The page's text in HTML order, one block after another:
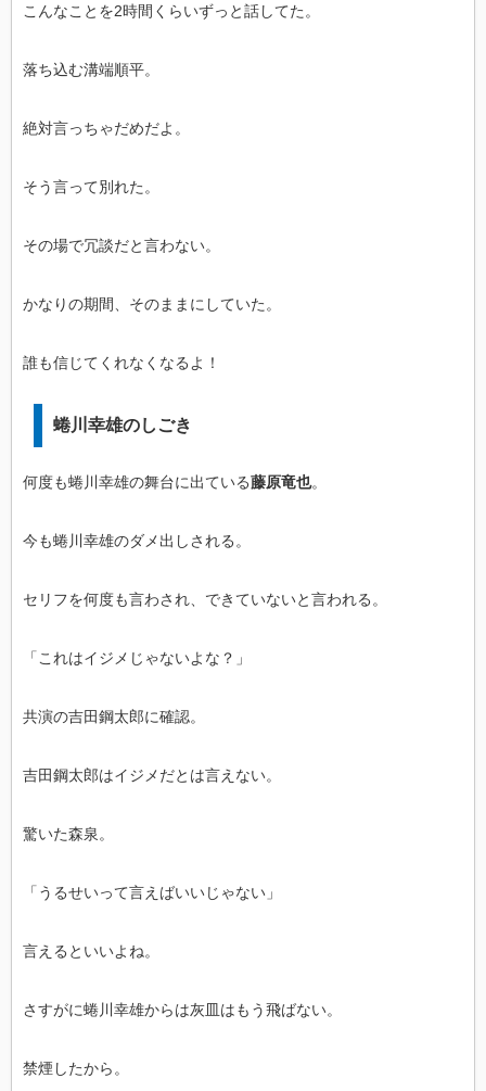
こんなことを2時間くらいずっと話してた。
落ち込む溝端順平。
絶対言っちゃだめだよ。
そう言って別れた。
その場で冗談だと言わない。
かなりの期間、そのままにしていた。
誰も信じてくれなくなるよ！
蜷川幸雄のしごき
何度も蜷川幸雄の舞台に出ている藤原竜也。
今も蜷川幸雄のダメ出しされる。
セリフを何度も言わされ、できていないと言われる。
「これはイジメじゃないよな？」
共演の吉田鋼太郎に確認。
吉田鋼太郎はイジメだとは言えない。
驚いた森泉。
「うるせいって言えばいいじゃない」
言えるといいよね。
さすがに蜷川幸雄からは灰皿はもう飛ばない。
禁煙したから。